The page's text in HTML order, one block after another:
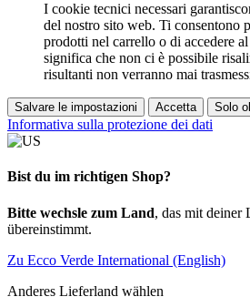
I cookie tecnici necessari
del nostro sito web. Ti consentono
prodotti nel carrello o di accedere
significa che non ci è possibile
risultanti non verranno mai
Salvare le impostazioni Accetta Solo
Informativa sulla protezione dei dati
Bist du im richtigen Shop?
Bitte wechsle zum Land, das mit deiner
übereinstimmt.
Zu Ecco Verde International (English)
Anderes Lieferland wählen